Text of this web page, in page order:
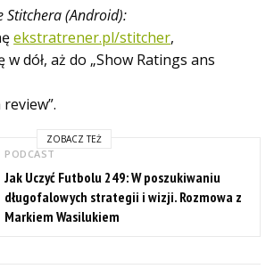
Stitchera (Android):
ekstratrener.pl/stitcher,
dół, aż do „Show Ratings ans
ZOBACZ TEŻ
PODCAST
Jak Uczyć Futbolu 249: W poszukiwaniu
długofalowych strategii i wizji. Rozmowa z
Markiem Wasilukiem